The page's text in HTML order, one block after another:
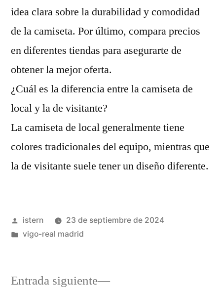
idea clara sobre la durabilidad y comodidad
de la camiseta. Por último, compara precios
en diferentes tiendas para asegurarte de
obtener la mejor oferta.
¿Cuál es la diferencia entre la camiseta de
local y la de visitante?
La camiseta de local generalmente tiene
colores tradicionales del equipo, mientras que
la de visitante suele tener un diseño diferente.
Publicado
por
istern
23 de septiembre de 2024
Publicado
vigo-real madrid
Entrada siguiente
Entrada